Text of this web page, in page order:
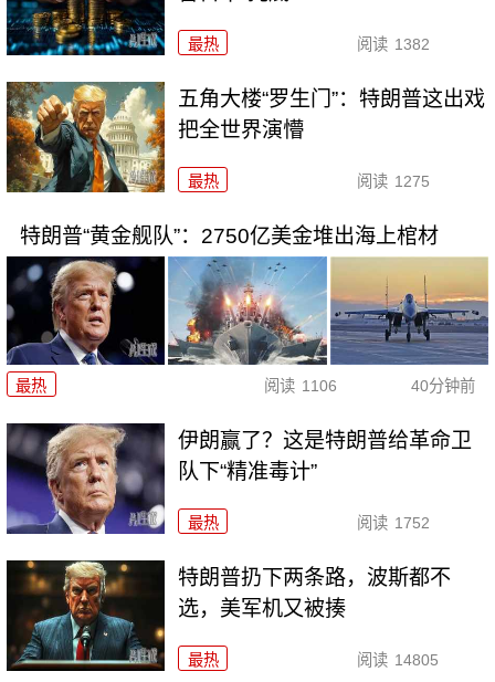
最热 阅读 1382
五角大楼“罗生门”：特朗普这出戏
把全世界演懵
最热 阅读 1275
特朗普“黄金舰队”：2750亿美金堆出海上棺材
最热 阅读 1106 40分钟前
伊朗赢了？这是特朗普给革命卫
队下“精准毒计”
最热 阅读 1752
特朗普扔下两条路，波斯都不
选，美军机又被揍
最热 阅读 14805